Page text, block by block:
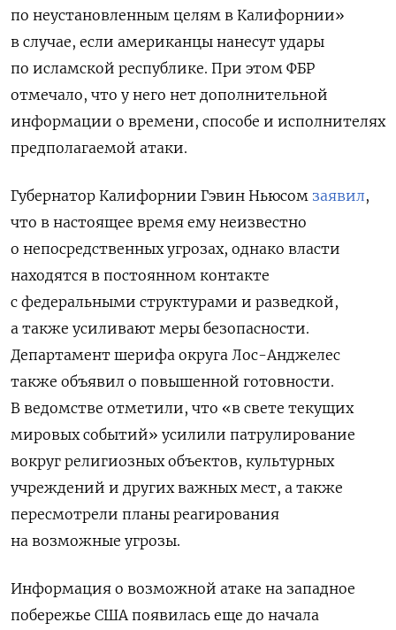
по неустановленным целям в Калифорнии»
в случае, если американцы нанесут удары
по исламской республике. При этом ФБР
отмечало, что у него нет дополнительной
информации о времени, способе и исполнителях
предполагаемой атаки.
Губернатор Калифорнии Гэвин Ньюсом заявил,
что в настоящее время ему неизвестно
о непосредственных угрозах, однако власти
находятся в постоянном контакте
с федеральными структурами и разведкой,
а также усиливают меры безопасности.
Департамент шерифа округа Лос-Анджелес
также объявил о повышенной готовности.
В ведомстве отметили, что «в свете текущих
мировых событий» усилили патрулирование
вокруг религиозных объектов, культурных
учреждений и других важных мест, а также
пересмотрели планы реагирования
на возможные угрозы.
Информация о возможной атаке на западное
побережье США появилась еще до начала